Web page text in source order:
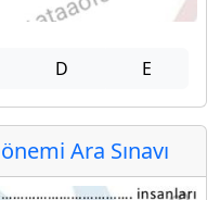
D E
Ara Sınavı